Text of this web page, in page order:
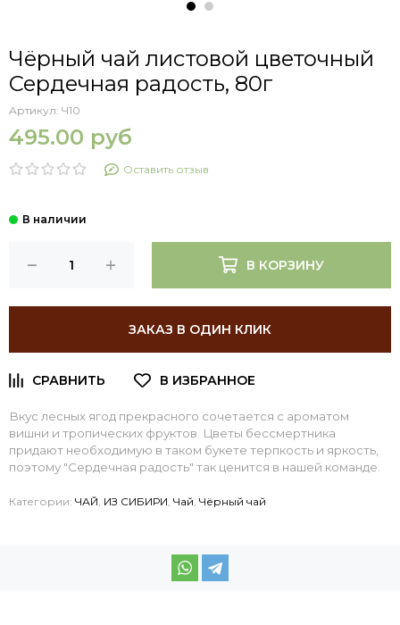
Чёрный чай листовой цветочный
Сердечная радость, 80г
Артикул: Ч10
495.00 руб
Оставить отзыв
В КОРЗИНУ
ЗАКАЗ В ОДИН КЛИК
Вкус лесных ягод прекрасного сочетается с ароматом
вишни и тропических фруктов. Цветы бессмертника
придают необходимую в таком букете терпкость и яркость,
поэтому "Сердечная радость" так ценится в нашей команде.
Категории: ЧАЙ ИЗ СИБИРИ Чай Чёрный чай